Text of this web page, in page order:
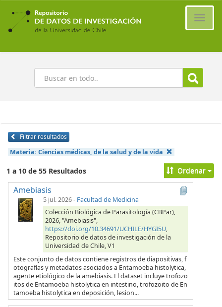
Ir
contenido
principal
Buscar
Filtrar resultados
Materia: Ciencias médicas, de la salud y de la vida
1 a 10 de 55 Resultados Ordenar
Amebiasis
5 jul. 2026- Facultad de Medicina
Colección Biológica de Parasitología (CBPar),
2026, "Amebiasis",
https://doi.org/10.34691/UCHILE/HYGI5U,
Repositorio de datos de investigación de la
Universidad de Chile, V1
Este conjunto de datos contiene registros de diapositivas, f
otografías y metadatos asociados a Entamoeba histolytica,
agente etiológico de la amebiasis. El dataset incluye trofozo
itos de Entamoeba histolytica en intestino, trofozoito de En
tamoeba histolytica en deposición, lesion...